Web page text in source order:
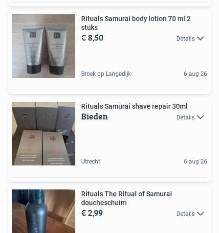
Rituals Samurai body lotion 70 ml 2
stuks
€ 8,50 Details
Broek op Langedijk 6 aug 26
Rituals Samurai shave repair 30ml
Bieden Details
Utrecht 6 aug 26
Rituals The Ritual of Samurai
doucheschuim
€ 2,99 Details